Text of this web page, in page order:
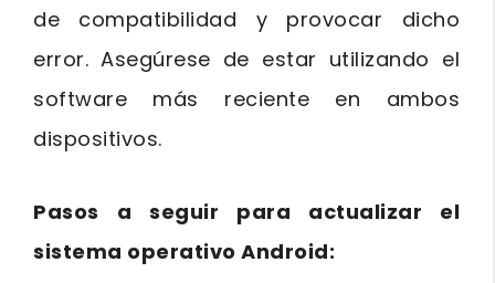
de compatibilidad y provocar dicho
error. Asegúrese de estar utilizando el
software más reciente en ambos
dispositivos.
Pasos a seguir para actualizar el
sistema operativo Android: